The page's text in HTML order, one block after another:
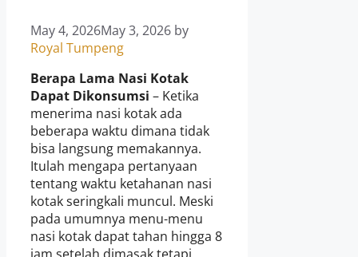
May 4, 2026May 3, 2026 by
Royal Tumpeng
Berapa Lama Nasi Kotak
Dapat Dikonsumsi – Ketika
menerima nasi kotak ada
beberapa waktu dimana tidak
bisa langsung memakannya.
Itulah mengapa pertanyaan
tentang waktu ketahanan nasi
kotak seringkali muncul. Meski
pada umumnya menu-menu
nasi kotak dapat tahan hingga 8